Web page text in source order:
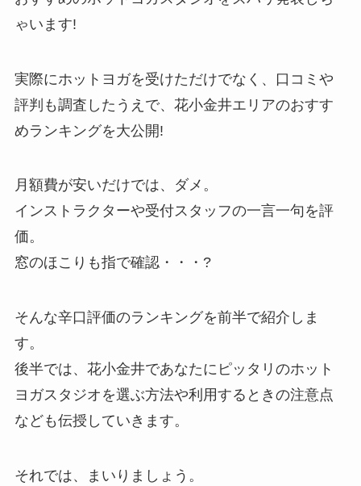
ゃいます!
実際にホットヨガを受けただけでなく、口コミや
評判も調査したうえで、花小金井エリアのおすす
めランキングを大公開!
月額費が安いだけでは、ダメ。
インストラクターや受付スタッフの一言一句を評
価。
窓のほこりも指で確認・・・?
そんな辛口評価のランキングを前半で紹介しま
す。
後半では、花小金井であなたにピッタリのホット
ヨガスタジオを選ぶ方法や利用するときの注意点
なども伝授していきます。
それでは、まいりましょう。